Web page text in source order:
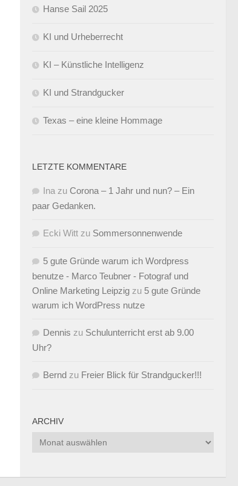
Hanse Sail 2025
KI und Urheberrecht
KI – Künstliche Intelligenz
KI und Strandgucker
Texas – eine kleine Hommage
LETZTE KOMMENTARE
Ina zu Corona – 1 Jahr und nun? – Ein
paar Gedanken.
Ecki Witt zu Sommersonnenwende
5 gute Gründe warum ich Wordpress
benutze - Marco Teubner - Fotograf und
Online Marketing Leipzig zu 5 gute Gründe
warum ich WordPress nutze
Dennis zu Schulunterricht erst ab 9.00
Uhr?
Bernd zu Freier Blick für Strandgucker!!!
ARCHIV
Archiv